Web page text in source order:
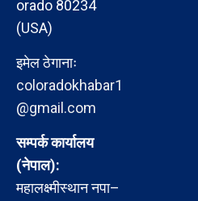
orado 80234
(USA)
इमेल ठेगानाः
coloradokhabar1
@gmail.com
सम्पर्क कार्यालय
(नेपाल):
महालक्ष्मीस्थान नपा–